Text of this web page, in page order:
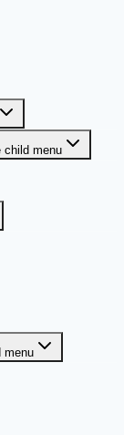
child menu
menu